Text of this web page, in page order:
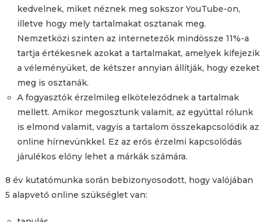
kedvelnek, miket néznek meg sokszor YouTube-on,
illetve hogy mely tartalmakat osztanak meg.
Nemzetközi szinten az internetezők mindössze 11%-a
tartja értékesnek azokat a tartalmakat, amelyek kifejezik
a véleményüket, de kétszer annyian állítják, hogy ezeket
meg is osztanák.
A fogyasztók érzelmileg elköteleződnek a tartalmak
mellett. Amikor megosztunk valamit, az egyúttal rólunk
is elmond valamit, vagyis a tartalom összekapcsolódik az
online hírnevünkkel. Ez az erős érzelmi kapcsolódás
járulékos előny lehet a márkák számára.
8 év kutatómunka során bebizonyosodott, hogy valójában
5 alapvető online szükséglet van: